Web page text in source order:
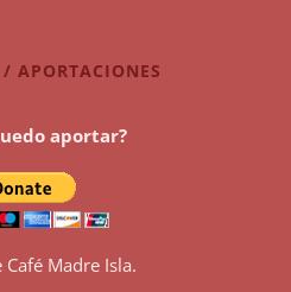
APORTACIONES
aportar?
Café Madre Isla.